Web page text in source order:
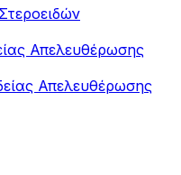
Απελευθέρωσης
Απελευθέρωσης